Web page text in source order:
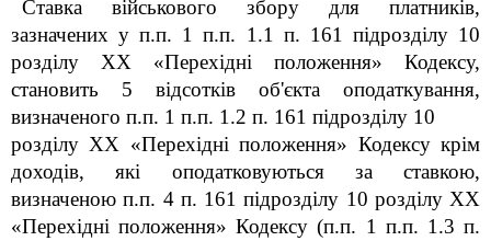
Ставка військового збору для платників,
зазначених у п.п. 1 п.п. 1.1 п. 161
підрозділу 10
розділу XX «Перехідні положення» Кодексу,
становить 5 відсотків об'єкта оподаткування,
визначеного п.п. 1 п.п. 1.2 п. 161 підрозділу 10
розділу XX «Перехідні положення» Кодексукрім
доходів, які оподатковуються за ставкою,
визначеною п.п. 4 п. 161 підрозділу 10 розділу XX
«Перехідні положення»Кодексу (п.п. 1 п.п. 1.3 п.